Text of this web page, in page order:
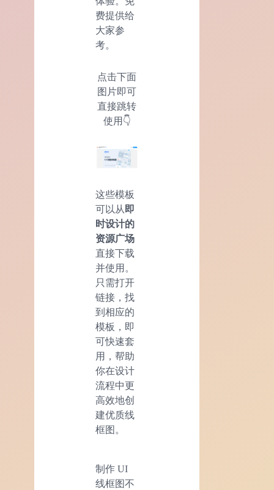
费提供给
大家参
考。
点击下面
图片即可
直接跳转
使用👇
这些模板
可以从即
时设计的
资源广场
直接下载
并使用。
只需打开
链接，找
到相应的
模板，即
可快速套
用，帮助
你在设计
流程中更
高效地创
建优质线
框图。
制作 UI
线框图不